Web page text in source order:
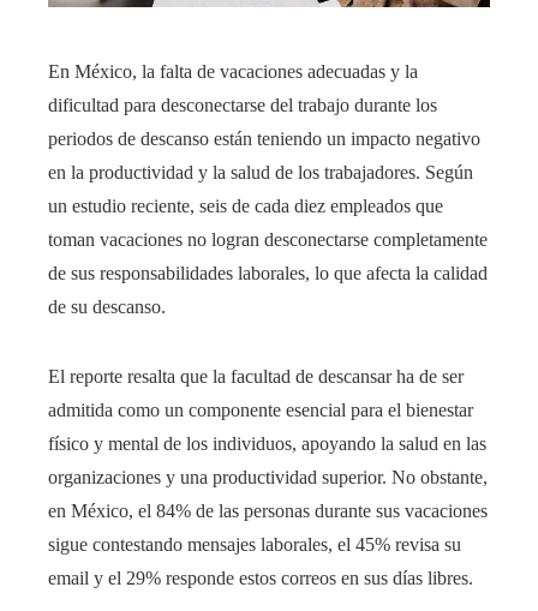
​En México, la falta de vacaciones adecuadas y la
dificultad para desconectarse del trabajo durante los
periodos de descanso están teniendo un impacto negativo
en la productividad y la salud de los trabajadores. Según
un estudio reciente, seis de cada diez empleados que
toman vacaciones no logran desconectarse completamente
de sus responsabilidades laborales, lo que afecta la calidad
de su descanso.​
El reporte resalta que la facultad de descansar ha de ser
admitida como un componente esencial para el bienestar
físico y mental de los individuos, apoyando la salud en las
organizaciones y una productividad superior. No obstante,
en México, el 84% de las personas durante sus vacaciones
sigue contestando mensajes laborales, el 45% revisa su
email y el 29% responde estos correos en sus días libres.